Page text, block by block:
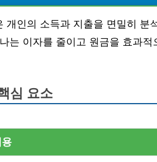
개인의 소득과 지출을 면밀히 분
는 이자를 줄이고 원금을 효과
심 요소